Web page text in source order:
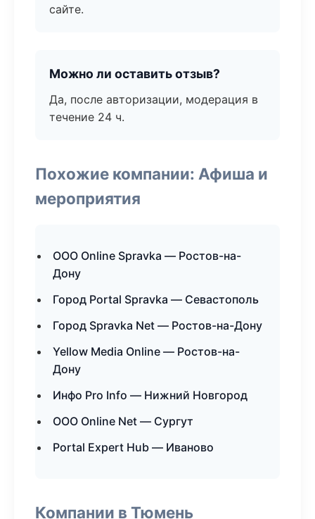
сайте.
Можно ли оставить отзыв?
Да, после авторизации, модерация в
течение 24 ч.
Похожие компании: Афиша и
мероприятия
ООО Online Spravka — Ростов-на-
Дону
Город Portal Spravka — Севастополь
Город Spravka Net — Ростов-на-Дону
Yellow Media Online — Ростов-на-
Дону
Инфо Pro Info — Нижний Новгород
ООО Online Net — Сургут
Portal Expert Hub — Иваново
Компании в Тюмень